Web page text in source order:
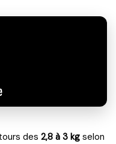
des 2,8 à 3 kg selon